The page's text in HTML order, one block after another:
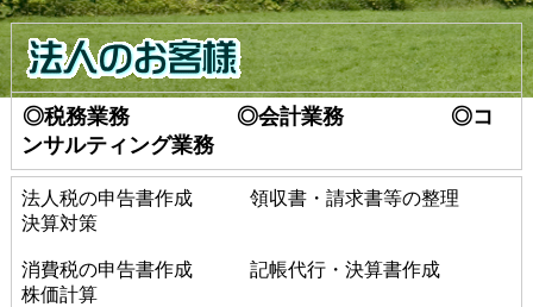
◎税務業務 ◎会計業務 ◎コ
ンサルティング業務
法人税の申告書作成 領収書・請求書等の整理
決算対策
消費税の申告書作成 記帳代行・決算書作成
株価計算